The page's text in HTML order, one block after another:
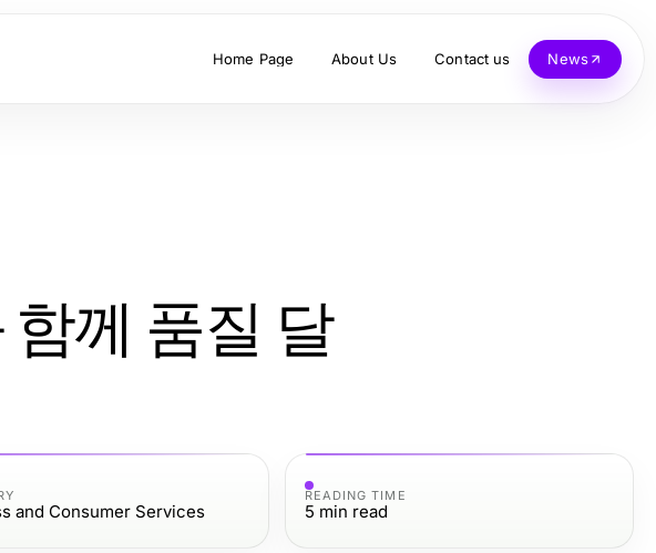
Home Page About Us Contact us News
께 품질 달
and Consumer Services
READING TIME
5 min read